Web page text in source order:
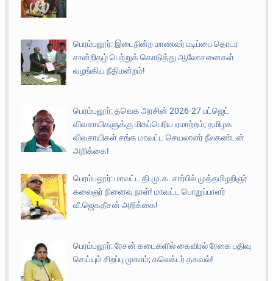
பெரம்பலூர்: இடைநின்ற மாணவர் படிப்பை தொடர
சான்றிதழ் பெற்றுக் கொடுத்து ஆலோசனைகள்
வழங்கிய நீதிமன்றம்!
பெரம்பலூர்: தவெக அரசின் 2026-27 பட்ஜெட்
விவசாயிகளுக்கு மிகப்பெரிய ஏமாற்றம்; தமிழக
விவசாயிகள் சங்க மாவட்ட செயலாளர் நீலகண்டன்
அறிக்கை!
பெரம்பலூர்: மாவட்ட தி.மு.க. சார்பில் முத்தமிழறிஞர்
கலைஞர் நினைவு நாள்! மாவட்ட பொறுப்பாளர்
வீ.ஜெகதீசன் அறிக்கை!
பெரம்பலூர்: ரேசன் கடைகளில் கைவிரல் ரேகை பதிவு
செய்யும் சிறப்பு முகாம்; கலெக்டர் தகவல்!